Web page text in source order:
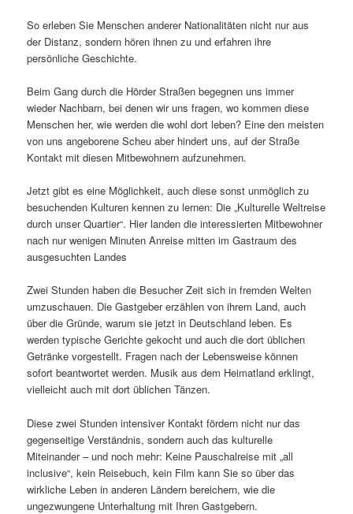
So erleben Sie Menschen anderer Nationalitäten nicht nur aus
der Distanz, sondern hören ihnen zu und erfahren ihre
persönliche Geschichte.
Beim Gang durch die Hörder Straßen begegnen uns immer
wieder Nachbarn, bei denen wir uns fragen, wo kommen diese
Menschen her, wie werden die wohl dort leben? Eine den meisten
von uns angeborene Scheu aber hindert uns, auf der Straße
Kontakt mit diesen Mitbewohnern aufzunehmen.
Jetzt gibt es eine Möglichkeit, auch diese sonst unmöglich zu
besuchenden Kulturen kennen zu lernen: Die „Kulturelle Weltreise
durch unser Quartier“. Hier landen die interessierten Mitbewohner
nach nur wenigen Minuten Anreise mitten im Gastraum des
ausgesuchten Landes
Zwei Stunden haben die Besucher Zeit sich in fremden Welten
umzuschauen. Die Gastgeber erzählen von ihrem Land, auch
über die Gründe, warum sie jetzt in Deutschland leben. Es
werden typische Gerichte gekocht und auch die dort üblichen
Getränke vorgestellt. Fragen nach der Lebensweise können
sofort beantwortet werden. Musik aus dem Heimatland erklingt,
vielleicht auch mit dort üblichen Tänzen.
Diese zwei Stunden intensiver Kontakt fördern nicht nur das
gegenseitige Verständnis, sondern auch das kulturelle
Miteinander – und noch mehr: Keine Pauschalreise mit „all
inclusive“, kein Reisebuch, kein Film kann Sie so über das
wirkliche Leben in anderen Ländern bereichern, wie die
ungezwungene Unterhaltung mit Ihren Gastgebern.